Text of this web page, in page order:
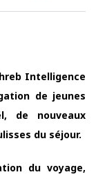
Intelligence
de jeunes
de nouveaux
du séjour.
du voyage,